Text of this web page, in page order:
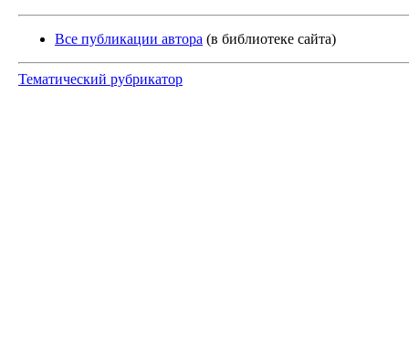
Все публикации автора (в библиотеке сайта)
Тематический рубрикатор